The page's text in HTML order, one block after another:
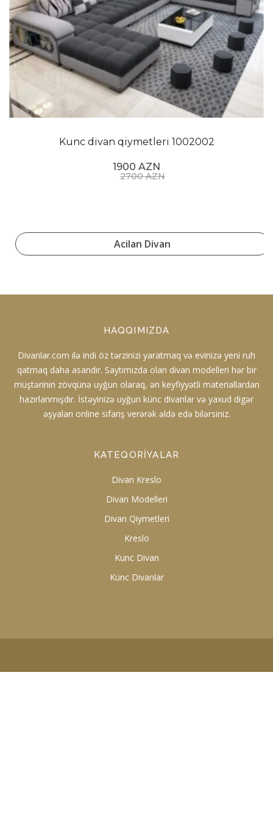
Kunc divan qiymetleri 1002002
1900 AZN
2700 AZN
Acilan Divan
HAQQIMIZDA
Divanlar.com ilə indi öz tərzinizi yaratmaq və evinizə yeni ruh
qatmaq daha asandır. Saytımızda olan divan modelleri hər bir
müştərinin zövqünə uyğun olaraq, ən keyfiyyətli materiallardan
hazırlanmışdır. İstəyinizə uyğun künc divanlar və yaxud digər
əşyaları online sifariş verərək əldə edə bilərsiniz.
KATEQORIYALAR
Divan Kreslo
Divan Modelleri
Divan Qiymetleri
Kreslo
Kunc Divan
Künc Divanlar